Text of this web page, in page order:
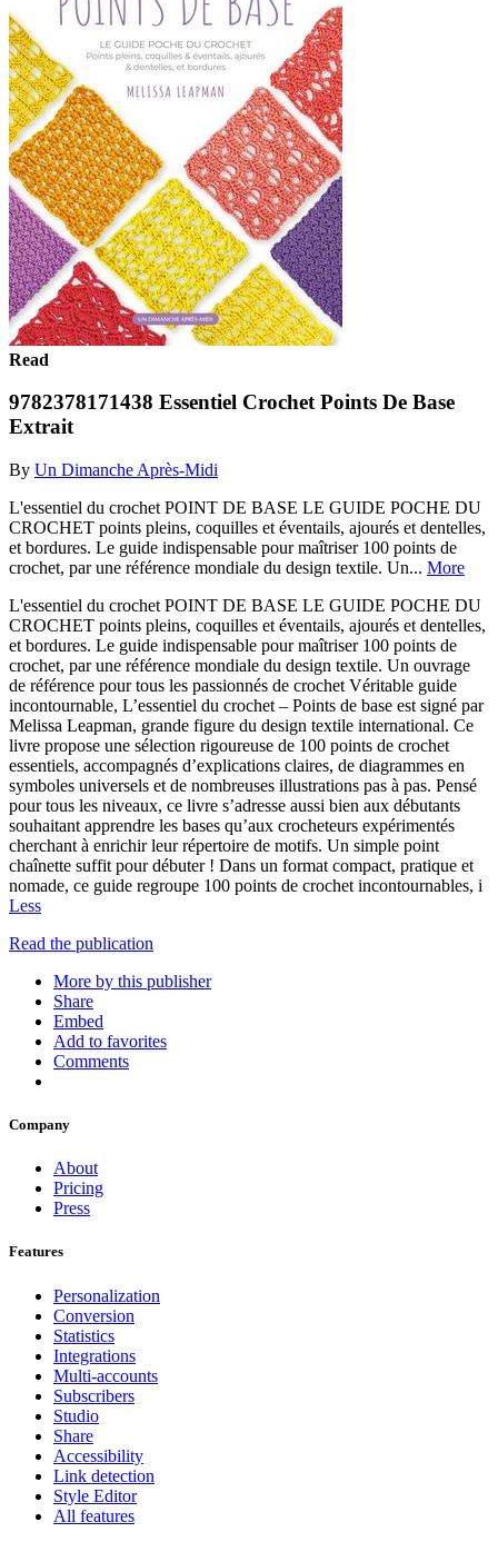
Read
9782378171438 Essentiel Crochet Points De Base
Extrait
By Un Dimanche Après-Midi
L'essentiel du crochet POINT DE BASE LE GUIDE POCHE DU
CROCHET points pleins, coquilles et éventails, ajourés et dentelles,
et bordures. Le guide indispensable pour maîtriser 100 points de
crochet, par une référence mondiale du design textile. Un... More
L'essentiel du crochet POINT DE BASE LE GUIDE POCHE DU
CROCHET points pleins, coquilles et éventails, ajourés et dentelles,
et bordures. Le guide indispensable pour maîtriser 100 points de
crochet, par une référence mondiale du design textile. Un ouvrage
de référence pour tous les passionnés de crochet Véritable guide
incontournable, L’essentiel du crochet – Points de base est signé par
Melissa Leapman, grande figure du design textile international. Ce
livre propose une sélection rigoureuse de 100 points de crochet
essentiels, accompagnés d’explications claires, de diagrammes en
symboles universels et de nombreuses illustrations pas à pas. Pensé
pour tous les niveaux, ce livre s’adresse aussi bien aux débutants
souhaitant apprendre les bases qu’aux crocheteurs expérimentés
cherchant à enrichir leur répertoire de motifs. Un simple point
chaînette suffit pour débuter ! Dans un format compact, pratique et
nomade, ce guide regroupe 100 points de crochet incontournables, i
Less
Read the publication
More by this publisher
Share
Embed
Add to favorites
Comments
Company
About
Pricing
Press
Features
Personalization
Conversion
Statistics
Integrations
Multi-accounts
Subscribers
Studio
Share
Accessibility
Link detection
Style Editor
All features